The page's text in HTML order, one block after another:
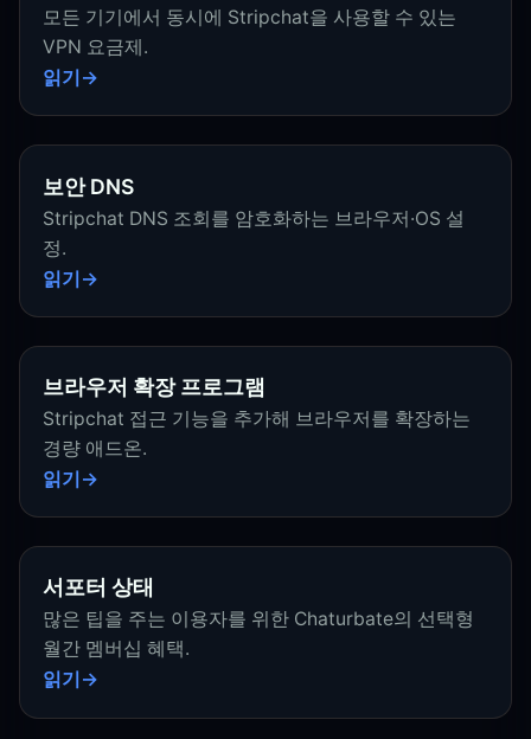
모든 기기에서 동시에 Stripchat을 사용할 수 있는
VPN 요금제.
읽기
보안 DNS
Stripchat DNS 조회를 암호화하는 브라우저·OS 설
정.
읽기
브라우저 확장 프로그램
Stripchat 접근 기능을 추가해 브라우저를 확장하는
경량 애드온.
읽기
서포터 상태
많은 팁을 주는 이용자를 위한 Chaturbate의 선택형
월간 멤버십 혜택.
읽기